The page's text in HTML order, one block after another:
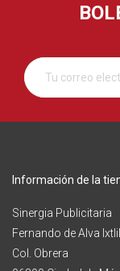
Información de la
Sinergia Publicitaria
Fernando de Alva
Col. Obrera